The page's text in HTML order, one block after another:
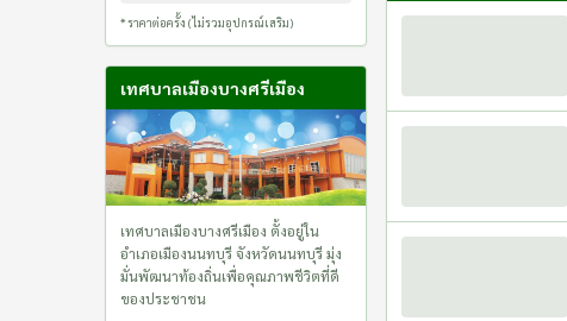
* ราคาต่อครั้ง (ไม่รวมอุปกรณ์เสริม)
เทศบาลเมืองบางศรีเมือง
เทศบาลเมืองบางศรีเมือง ตั้งอยู่ใน
อำเภอเมืองนนทบุรี จังหวัดนนทบุรี มุ่ง
มั่นพัฒนาท้องถิ่นเพื่อคุณภาพชีวิตที่ดี
ของประชาชน